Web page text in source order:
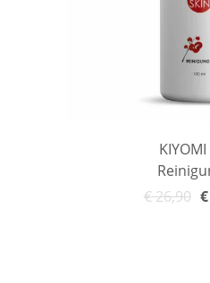
KIYOMI
€26,90 €